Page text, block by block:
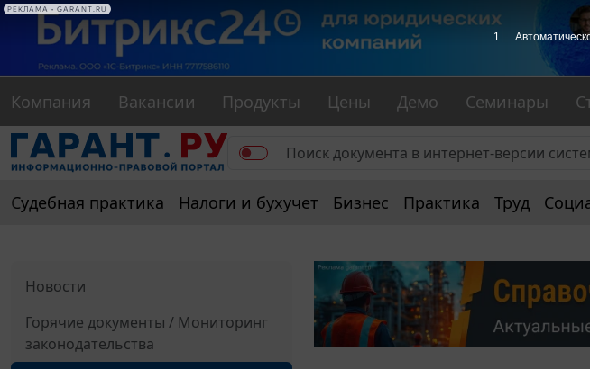
Компания Вакансии Продукты Цены Демо Семинары
Судебная практика Налоги и бухучет Бизнес Практика Труд
Новости
Горячие документы / Мониторинг
законодательства
1
РЕКЛАМА • GARANT.RU